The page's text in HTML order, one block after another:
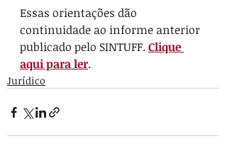
Essas orientações dão
continuidade ao informe anterior
publicado pelo SINTUFF. Clique
aqui para ler.
Jurídico